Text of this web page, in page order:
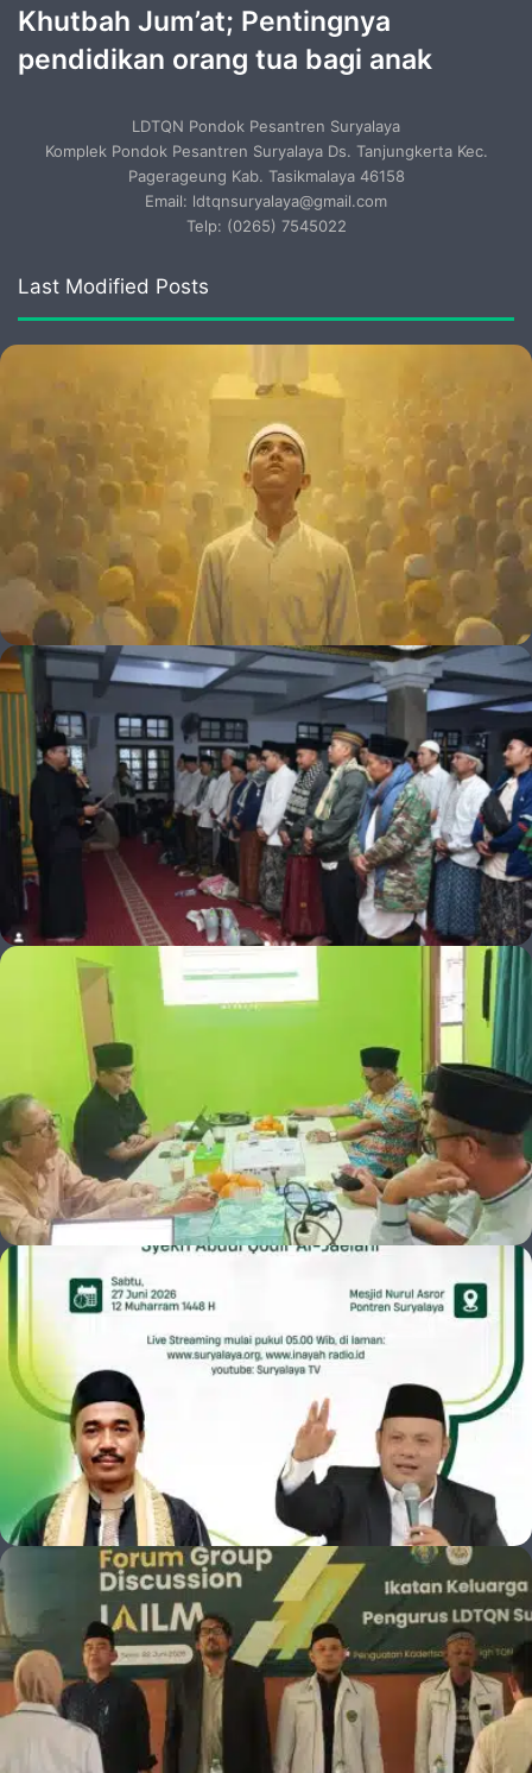
Khutbah Jum’at; Pentingnya
pendidikan orang tua bagi anak
LDTQN Pondok Pesantren Suryalaya
Komplek Pondok Pesantren Suryalaya Ds. Tanjungkerta Kec.
Pagerageung Kab. Tasikmalaya 46158
Email: ldtqnsuryalaya@gmail.com
Telp: (0265) 7545022
Last Modified Posts